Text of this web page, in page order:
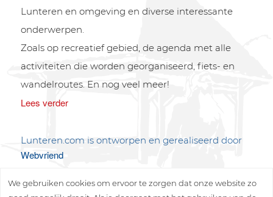
Lunteren en omgeving en diverse interessante
onderwerpen.
Zoals op recreatief gebied, de agenda met alle
activiteiten die worden georganiseerd, fiets- en
wandelroutes. En nog veel meer!
Lees verder
Lunteren.com is ontworpen en gerealiseerd door
Webvriend
We gebruiken cookies om ervoor te zorgen dat onze website zo